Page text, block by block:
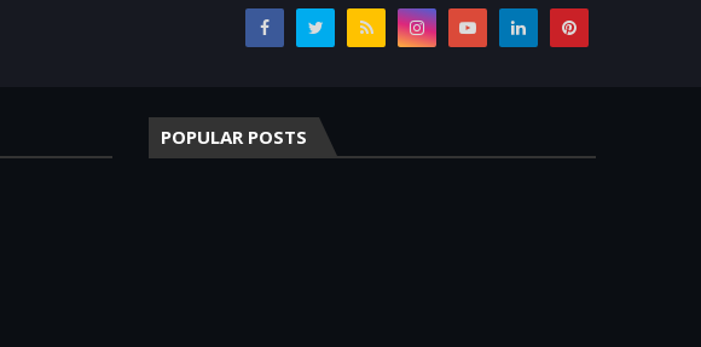
POPULAR POSTS